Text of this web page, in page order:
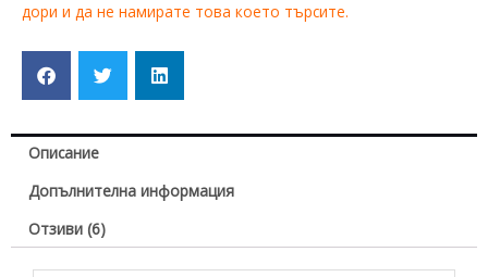
дори и да не намирате това което търсите.
Описание
Допълнителна информация
Отзиви (6)